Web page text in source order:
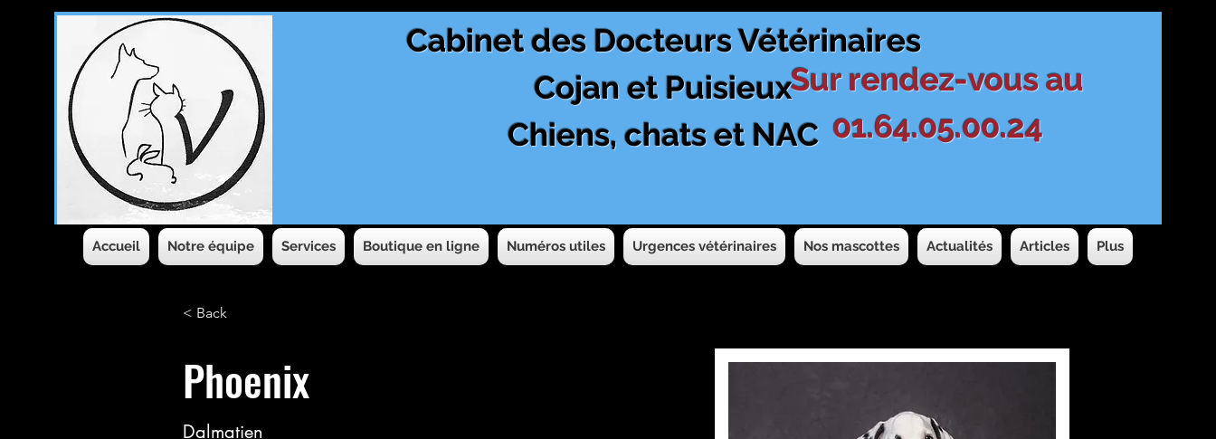
Cabinet des Docteurs Vétérinaires
Cojan et Puisieux
Chiens, chats et NAC
Sur rendez-vous au
01.64.05.00.24
Accueil Notre équipe Services Boutique en ligne Numéros utiles Urgences vétérinaires Nos mascottes Actualités Articles Plus
< Back
Phoenix
Dalmatien